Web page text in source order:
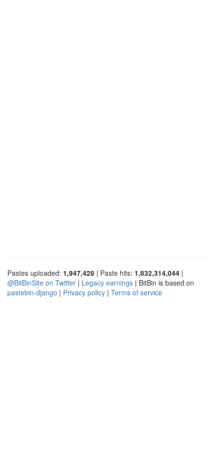
Pastes uploaded: 1,947,428 | Paste hits: 1,832,314,044 |
@BitBinSite on Twitter | Legacy earnings | BitBin is based on
pastebin-django | Privacy policy | Terms of service